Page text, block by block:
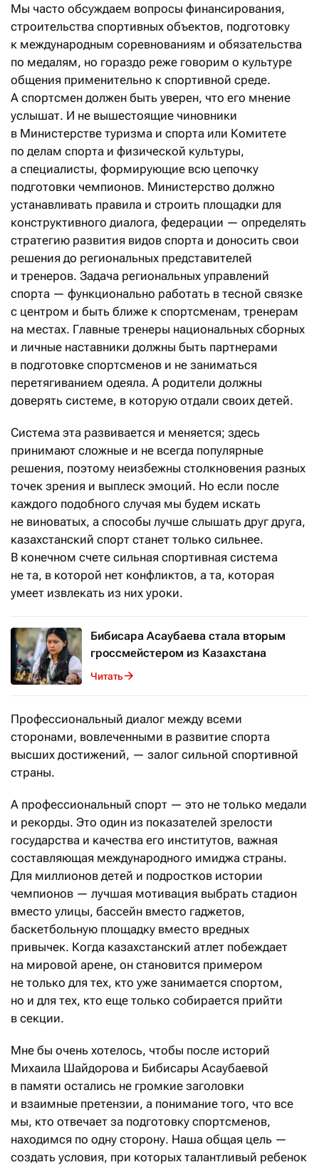
Мы часто обсуждаем вопросы финансирования,
строительства спортивных объектов, подготовку
к международным соревнованиям и обязательства
по медалям, но гораздо реже говорим о культуре
общения применительно к спортивной среде.
А спортсмен должен быть уверен, что его мнение
услышат. И не вышестоящие чиновники
в Министерстве туризма и спорта или Комитете
по делам спорта и физической культуры,
а специалисты, формирующие всю цепочку
подготовки чемпионов. Министерство должно
устанавливать правила и строить площадки для
конструктивного диалога, федерации — определять
стратегию развития видов спорта и доносить свои
решения до региональных представителей
и тренеров. Задача региональных управлений
спорта — функционально работать в тесной связке
с центром и быть ближе к спортсменам, тренерам
на местах. Главные тренеры национальных сборных
и личные наставники должны быть партнерами
в подготовке спортсменов и не заниматься
перетягиванием одеяла. А родители должны
доверять системе, в которую отдали своих детей.
Система эта развивается и меняется; здесь
принимают сложные и не всегда популярные
решения, поэтому неизбежны столкновения разных
точек зрения и выплеск эмоций. Но если после
каждого подобного случая мы будем искать
не виноватых, а способы лучше слышать друг друга,
казахстанский спорт станет только сильнее.
В конечном счете сильная спортивная система
не та, в которой нет конфликтов, а та, которая
умеет извлекать из них уроки.
Бибисара Асаубаева стала вторым
гроссмейстером из Казахстана
Читать
Профессиональный диалог между всеми
сторонами, вовлеченными в развитие спорта
высших достижений, — залог сильной спортивной
страны.
А профессиональный спорт — это не только медали
и рекорды. Это один из показателей зрелости
государства и качества его институтов, важная
составляющая международного имиджа страны.
Для миллионов детей и подростков истории
чемпионов — лучшая мотивация выбрать стадион
вместо улицы, бассейн вместо гаджетов,
баскетбольную площадку вместо вредных
привычек. Когда казахстанский атлет побеждает
на мировой арене, он становится примером
не только для тех, кто уже занимается спортом,
но и для тех, кто еще только собирается прийти
в секции.
Мне бы очень хотелось, чтобы после историй
Михаила Шайдорова и Бибисары Асаубаевой
в памяти остались не громкие заголовки
и взаимные претензии, а понимание того, что все
мы, кто отвечает за подготовку спортсменов,
находимся по одну сторону. Наша общая цель —
создать условия, при которых талантливый ребенок